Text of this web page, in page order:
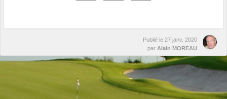
Publié le 27 janv. 2020
par Alain MOREAU